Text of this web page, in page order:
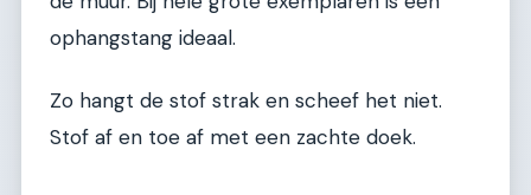
ophangstang ideaal.
Zo hangt de stof strak en scheef het niet.
Stof af en toe af met een zachte doek.